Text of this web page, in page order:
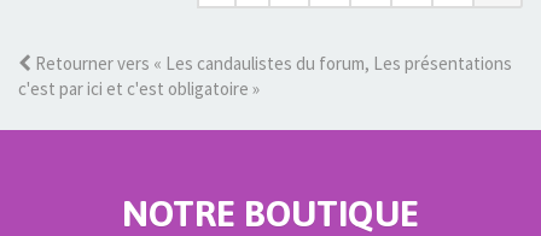
Retourner vers « Les candaulistes du forum, Les présentations
c'est par ici et c'est obligatoire »
NOTRE BOUTIQUE